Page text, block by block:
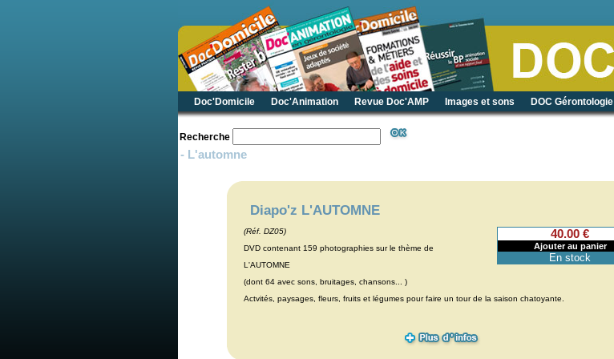
Doc'Domicile Doc'Animation Revue Doc'AMP Images et sons DOC Gérontologie
Recherche
- L'automne
Diapo'z L'AUTOMNE
40.00 €
En stock
(Réf. DZ05)
DVD contenant 159 photographies sur le thème de
L'AUTOMNE
(dont 64 avec sons, bruitages, chansons... )
Actvités, paysages, fleurs, fruits et légumes pour faire un tour de la saison chatoyante.